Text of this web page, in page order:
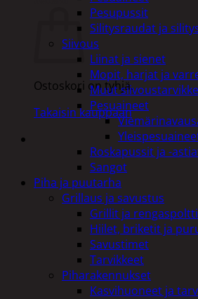
Ostoskori on tyhjä.
Takaisin kauppaan
Pesupussit
Silitysraudat ja
Siivous
Liinat ja sienet
Mopit, harjat ja
Muut
Pesuaineet
Roskapussit ja -
Sangot
Piha ja puutarha
Grillaus ja savustus
Grillit ja
Hiilet, briketit ja
Savustimet
Tarvikkeet
Piharakennukset
Kasvihuoneet ja